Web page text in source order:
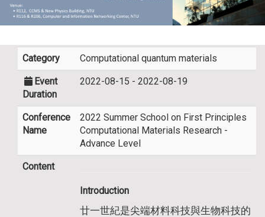
Category Computational quantum materials
Event
Duration
2022-08-15 - 2022-08-19
Conference
Name
2022 Summer School on First Principles
Computational Materials Research -
Advance Level
Content
Introduction
廿一世紀是尖端材料科技與生物科技的